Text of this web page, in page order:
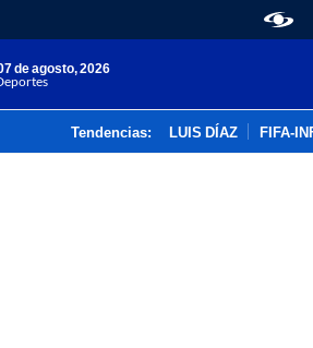
de agosto, 2026
Tendencias: LUIS DÍAZ FIFA-